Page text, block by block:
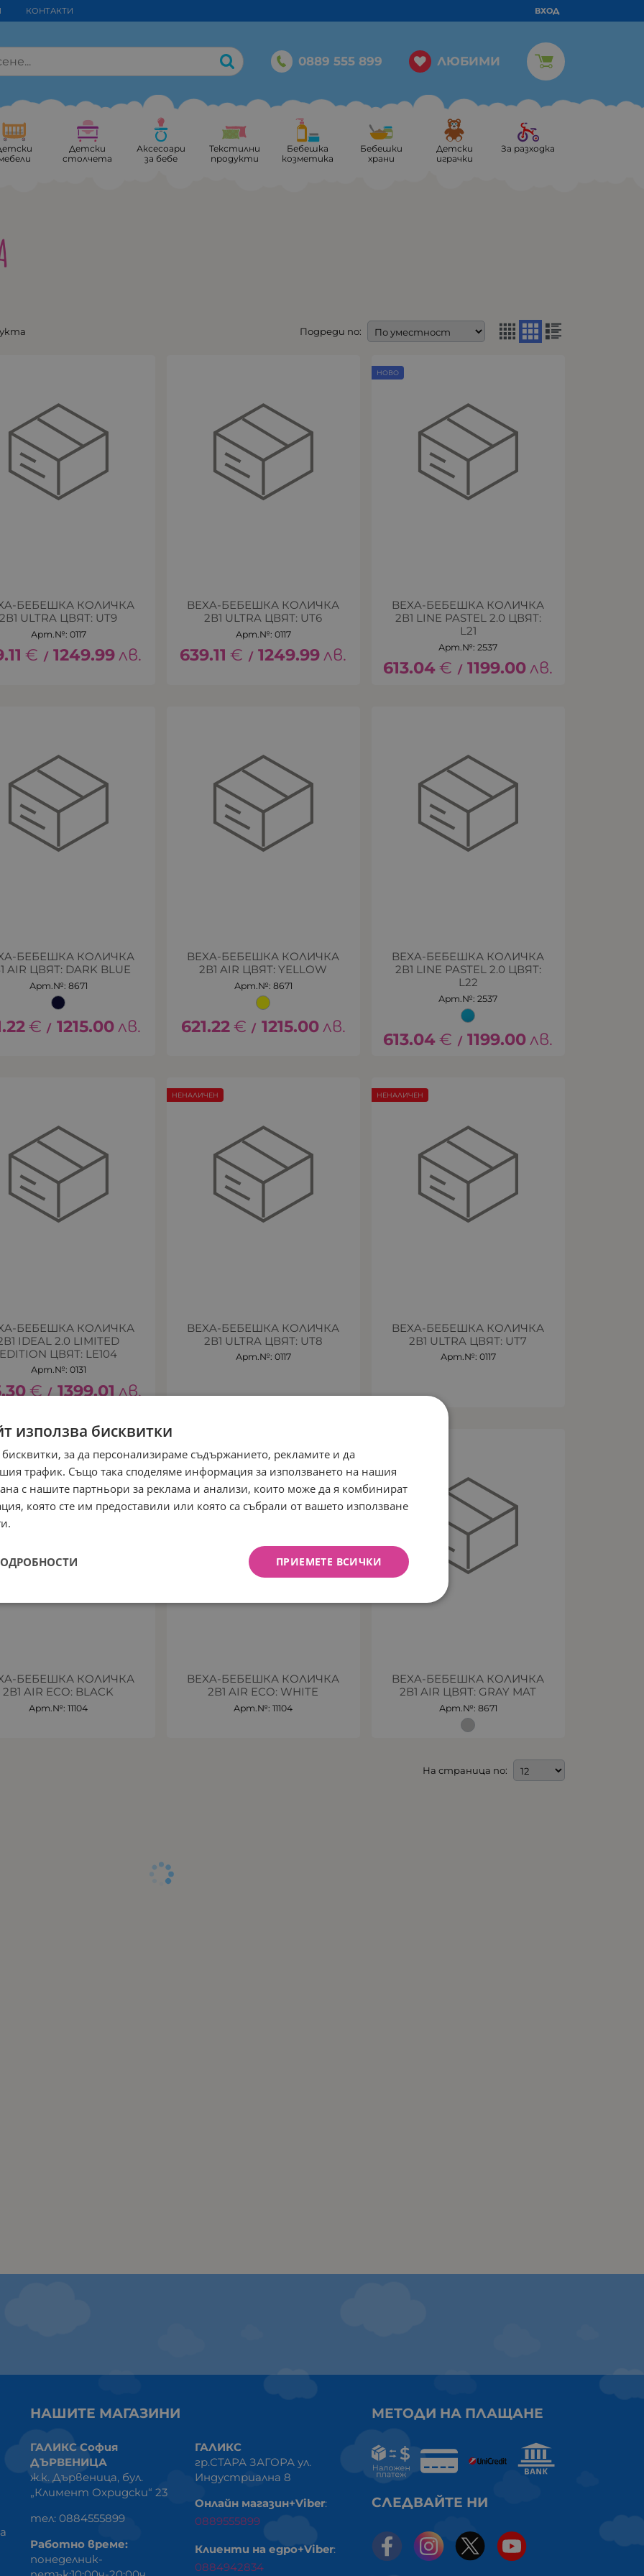
КОНТАКТИ ВХОД
0889 555 899 ЛЮБИМИ
Детски
столчета
Аксесоари
за бебе
Текстилни
продукти
Бебешка
козметика
Бебешки
храни
Детски
играчки
За разходка
Подреди по:
БЕБЕШКА КОЛИЧКА
2В1 ULTRA ЦВЯТ: UT9
Арт.№: 0117
€ / 1249.99лв.
BEXA-БЕБЕШКА КОЛИЧКА
2В1 ULTRA ЦВЯТ: UT6
Арт.№: 0117
639.11 € / 1249.99лв.
BEXA-БЕБЕШКА КОЛИЧКА
2В1 LINE PASTEL 2.0 ЦВЯТ:
L21
Арт.№: 2537
613.04€ / 1199.00лв.
НОВО
БЕБЕШКА КОЛИЧКА
AIR ЦВЯТ: DARK BLUE
Арт.№: 8671
€ / 1215.00лв.
BEXA-БЕБЕШКА КОЛИЧКА
2В1 AIR ЦВЯТ: YELLOW
Арт.№: 8671
621.22€ / 1215.00лв.
BEXA-БЕБЕШКА КОЛИЧКА
2В1 LINE PASTEL 2.0 ЦВЯТ:
L22
Арт.№: 2537
613.04€ / 1199.00лв.
БЕБЕШКА КОЛИЧКА
IDEAL 2.0 LIMITED
EDITION ЦВЯТ: LE104
Арт.№: 0131
€ / 1399.01 лв.
BEXA-БЕБЕШКА КОЛИЧКА
2В1 ULTRA ЦВЯТ: UT8
Арт.№: 0117
НЕНАЛИЧЕН
BEXA-БЕБЕШКА КОЛИЧКА
2В1 ULTRA ЦВЯТ: UT7
Арт.№: 0117
НЕНАЛИЧЕН
БЕБЕШКА КОЛИЧКА
2В1 AIR ECO: BLACK
Арт.№: 11104
BEXA-БЕБЕШКА КОЛИЧКА
2В1 AIR ECO: WHITE
Арт.№: 11104
BEXA-БЕБЕШКА КОЛИЧКА
2В1 AIR ЦВЯТ: GRAY MAT
Арт.№: 8671
На страница по:
НАШИТЕ МАГАЗИНИ
ГАЛИКС София
ДЪРВЕНИЦА
ж.к. Дървеница, бул.
„Климент Охридски“ 23
тел: 0884555899
Работно време:
понеделник-
ГАЛИКС
гр.СТАРА ЗАГОРА ул.
Индустриална 8
Онлайн магазин+Viber:
0889555899
Клиенти на едро+Viber:
0884942834
МЕТОДИ НА ПЛАЩАНЕ
СЛЕДВАЙТЕ НИ
използва бисквитки
за да персонализираме съдържанието, рекламите и да
трафик. Също така споделяме информация за използването на нашия
с нашите партньори за реклама и анализи, които може да я комбинират
която сте им предоставили или която са събрали от вашето използване
ПРИЕМЕТЕ ВСИЧКИ